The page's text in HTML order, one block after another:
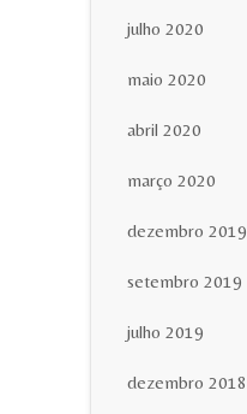
julho 2020
maio 2020
abril 2020
março 2020
dezembro 2019
setembro 2019
julho 2019
dezembro 2018